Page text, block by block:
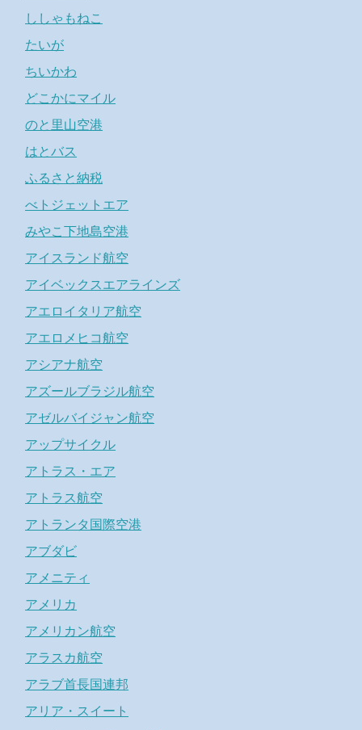
ししゃもねこ
たいが
ちいかわ
どこかにマイル
のと里山空港
はとバス
ふるさと納税
べトジェットエア
みやこ下地島空港
アイスランド航空
アイベックスエアラインズ
アエロイタリア航空
アエロメヒコ航空
アシアナ航空
アズールブラジル航空
アゼルバイジャン航空
アップサイクル
アトラス・エア
アトラス航空
アトランタ国際空港
アブダビ
アメニティ
アメリカ
アメリカン航空
アラスカ航空
アラブ首長国連邦
アリア・スイート